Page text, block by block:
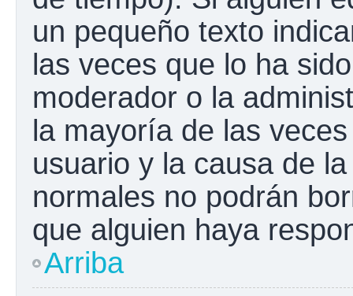
un pequeño texto
las veces que lo ha
moderador o la
la mayoría de las
usuario y la causa de
normales no podrán
que alguien haya
Arriba